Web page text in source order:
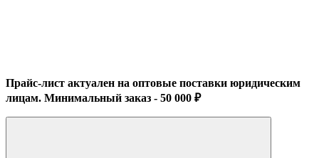
Прайс-лист актуален на оптовые поставки юридическим
лицам. Минимальный заказ - 50 000 ₽